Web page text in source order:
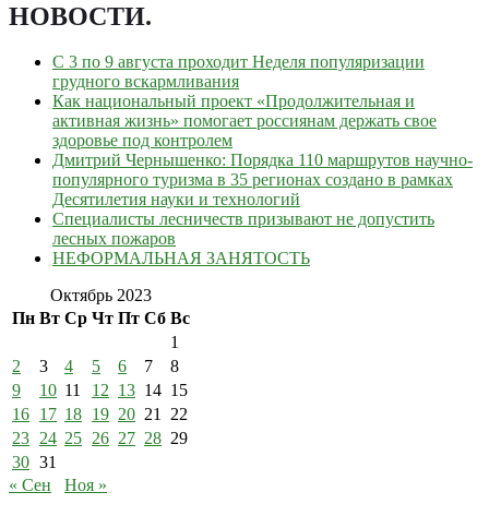
НОВОСТИ.
С 3 по 9 августа проходит Неделя популяризации
грудного вскармливания
Как национальный проект «Продолжительная и
активная жизнь» помогает россиянам держать свое
здоровье под контролем
Дмитрий Чернышенко: Порядка 110 маршрутов научно-
популярного туризма в 35 регионах создано в рамках
Десятилетия науки и технологий
Специалисты лесничеств призывают не допустить
лесных пожаров
НЕФОРМАЛЬНАЯ ЗАНЯТОСТЬ
Октябрь 2023
Пн Вт Ср Чт Пт Сб Вс
1
2
3 4 5 6 7
8
9
10 11 12 13 14 15
16 17 18 19 20 21 22
23 24 25 26 27 28 29
30 31
« Сен
Ноя »